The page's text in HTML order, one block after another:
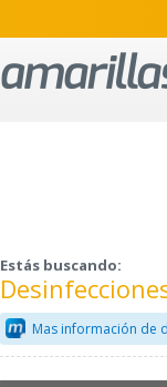
Estás buscando:
Mas información de